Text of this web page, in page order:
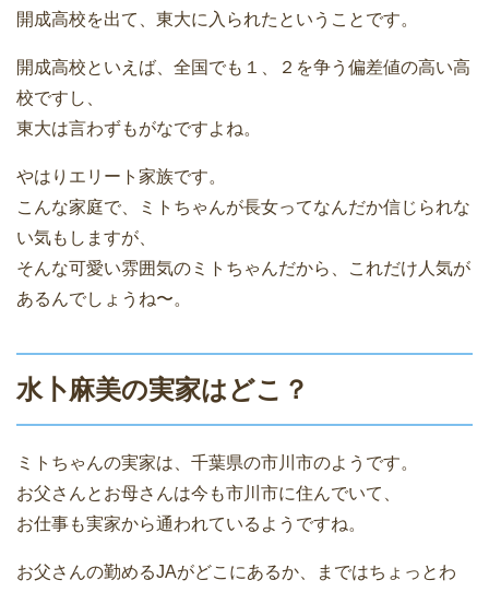
開成高校を出て、東大に入られた ということです。
開成高校といえば、全国でも１、２を争う偏差値の高い高
校ですし、
東大は言わずもがなですよね。
やはりエリート家族です。
こんな家庭で、ミトちゃんが長女ってなんだか信じられな
い気もしますが、
そんな可愛い雰囲気のミトちゃんだから、これだけ人気が
あるんでしょうね〜。
水卜麻美の実家はどこ？
ミトちゃんの実家は、 千葉県の市川市のようです。
お父さんとお母さんは今も市川市に住んでいて、
お仕事も実家から通われているようですね。
お父さんの勤めるJAがどこにあるか、まではちょっとわ